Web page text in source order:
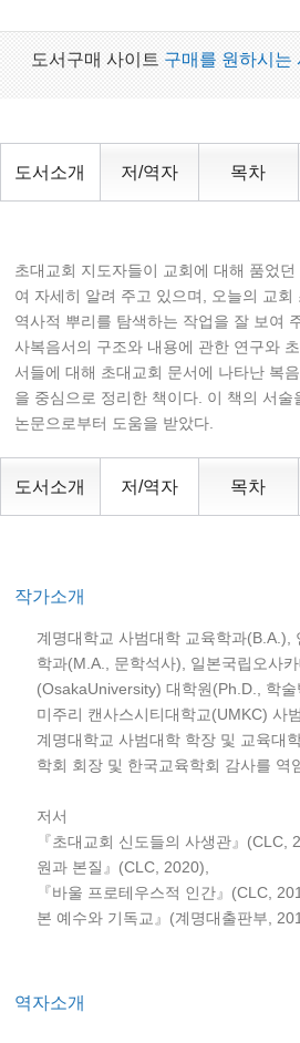
도서구매 사이트 구매를 원하시는
도서소개 저/역자 목차
초대교회 지도자들이 교회에 대해 품었
여 자세히 알려 주고 있으며, 오늘의 교회
역사적 뿌리를 탐색하는 작업을 잘 보여
사복음서의 구조와 내용에 관한 연구와
서들에 대해 초대교회 문서에 나타난 복
을 중심으로 정리한 책이다. 이 책의 서
논문으로부터 도움을 받았다.
도서소개 저/역자 목차
작가소개
계명대학교 사범대학 교육학과(B.A.),
학과(M.A., 문학석사), 일본국립오사
(OsakaUniversity) 대학원(Ph.D., 학
미주리 캔사스시티대학교(UMKC) 사
계명대학교 사범대학 학장 및 교육대
학회 회장 및 한국교육학회 감사를 역
저서
『초대교회 신도들의 사생관』(CLC,
원과 본질』(CLC, 2020),
『바울 프로테우스적 인간』(CLC,
본 예수와 기독교』(계명대출판부,
역자소개